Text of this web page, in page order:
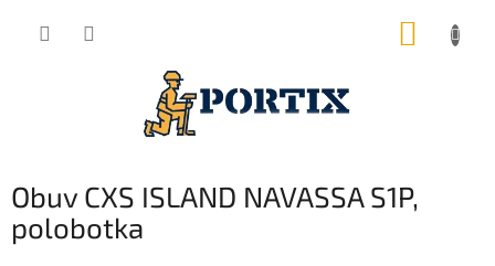
Obuv CXS ISLAND NAVASSA S1P,
polobotka